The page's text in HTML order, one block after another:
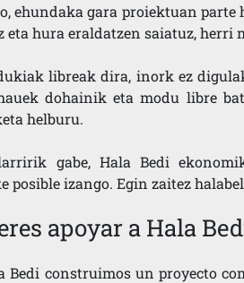
ehundaka gara proiektuan
eta hura eraldatzen saiatuz, herri
libreak dira, inork ez
dohainik eta modu libre
helburu.
gabe, Hala Bedi
posible izango. Egin zaitez
apoyar a Hala
Bedi construimos un proyecto